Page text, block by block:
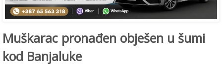
Muškarac pronađen obješen u šumi
kod Banjaluke